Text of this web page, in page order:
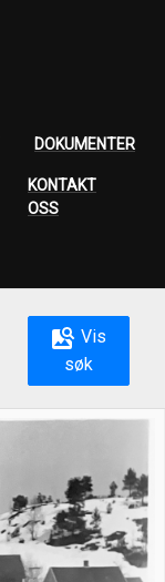
DOKUMENTER
KONTAKT
OSS
Vis
søk